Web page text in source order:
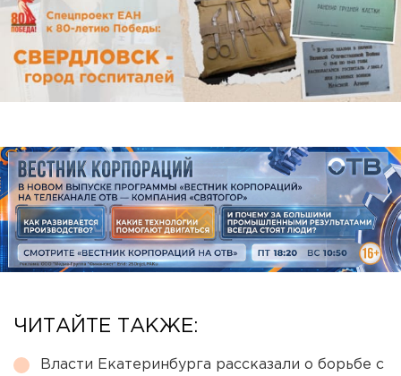
ЧИТАЙТЕ ТАКЖЕ:
Власти Екатеринбурга рассказали о борьбе с